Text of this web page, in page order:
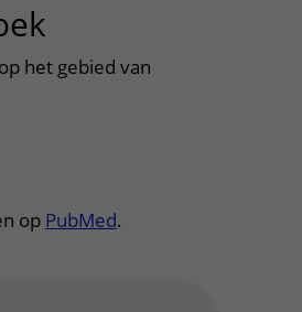
het gebied van
op PubMed.